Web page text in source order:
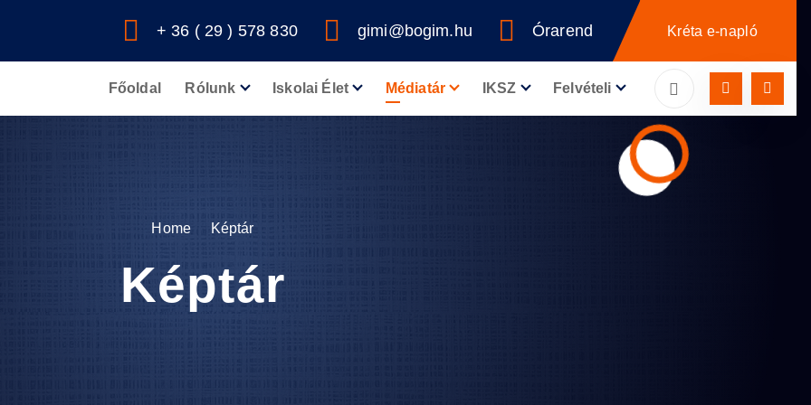
+ 36 ( 29 ) 578 830 gimi@bogim.hu Órarend Kréta e-napló
Főoldal Rólunk Iskolai Élet Médiatár IKSZ Felvételi
Home Képtár
Képtár